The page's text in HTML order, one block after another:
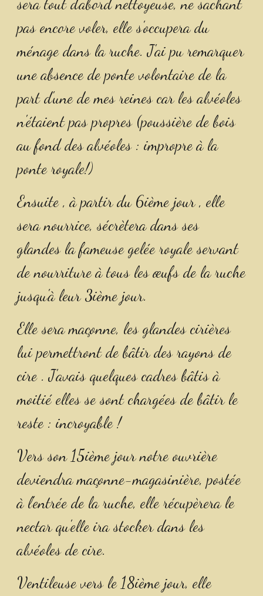
pas encore voler, elle s'occupera du
ménage dans la ruche. J'ai pu remarquer
une absence de ponte volontaire de la
part d'une de mes reines car les alvéoles
n'étaient pas propres (poussière de bois
au fond des alvéoles : impropre à la
ponte royale!)
Ensuite , à partir du 6ième jour , elle
sera nourrice, sécrètera dans ses
glandes la fameuse gelée royale servant
de nourriture à tous les œufs de la ruche
jusqu'à leur 3ième jour.
Elle sera maçonne, les glandes cirières
lui permettront de bâtir des rayons de
cire . J'avais quelques cadres bâtis à
moitié elles se sont chargées de bâtir le
reste : incroyable !
Vers son 15ième jour notre ouvrière
deviendra maçonne-magasinière, postée
à l'entrée de la ruche, elle récupèrera le
nectar qu'elle ira stocker dans les
alvéoles de cire.
Ventileuse vers le 18ième jour, elle